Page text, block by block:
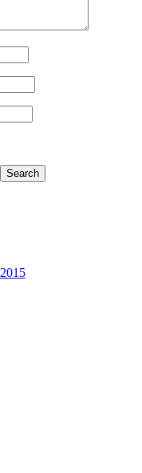
Search
2015